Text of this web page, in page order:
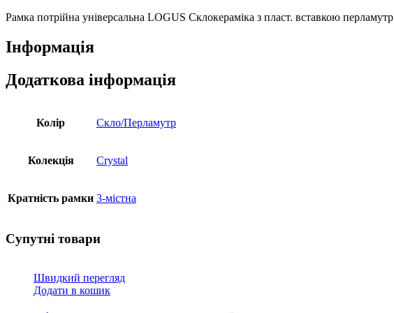
вставкою
90930
TCP
Рамка потрійна універсальна LOGUS Склокераміка з пласт. вставкою перламутр
Інформація
Додаткова інформація
Колір Скло/Перламутр
Колекція Crystal
Кратність рамки 3-містна
Супутні товари
Швидкий перегляд
Додати в кошик